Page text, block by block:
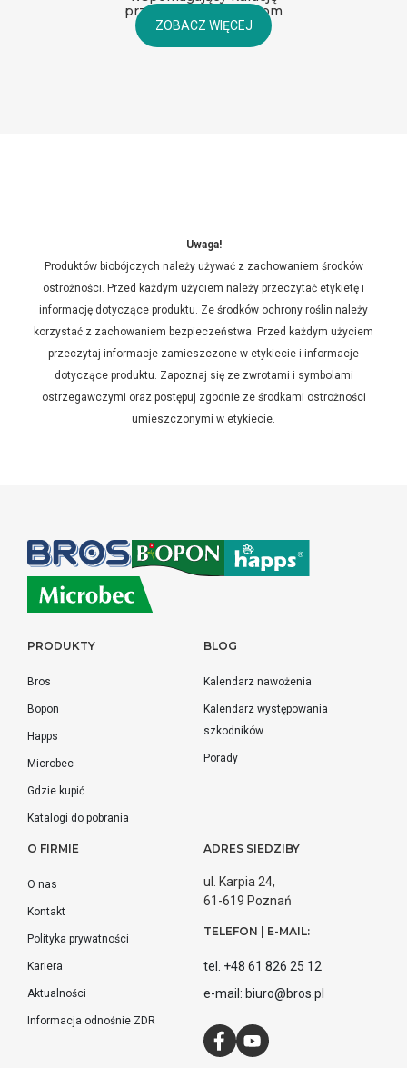
przeciw ektopasożytom
dla psów i szczeniąt
ZOBACZ WIĘCEJ
Uwaga!
Produktów biobójczych należy używać z zachowaniem środków
ostrożności. Przed każdym użyciem należy przeczytać etykietę i
informację dotyczące produktu. Ze środków ochrony roślin należy
korzystać z zachowaniem bezpieczeństwa. Przed każdym użyciem
przeczytaj informacje zamieszczone w etykiecie i informacje
dotyczące produktu. Zapoznaj się ze zwrotami i symbolami
ostrzegawczymi oraz postępuj zgodnie ze środkami ostrożności
umieszczonymi w etykiecie.
PRODUKTY
Bros
Bopon
Happs
Microbec
Gdzie kupić
Katalogi do pobrania
BLOG
Kalendarz nawożenia
Kalendarz występowania
szkodników
Porady
O FIRMIE
O nas
Kontakt
Polityka prywatności
Kariera
Aktualności
Informacja odnośnie ZDR
ADRES SIEDZIBY
ul. Karpia 24,
61-619 Poznań
TELEFON | E-MAIL:
tel. +48 61 826 25 12
e-mail: biuro@bros.pl